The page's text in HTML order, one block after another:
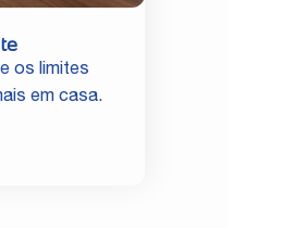
os limites
em casa.